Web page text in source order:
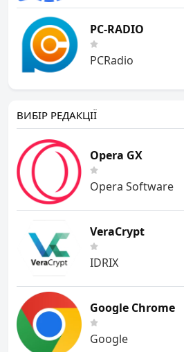
PC-RADIO
PCRadio
ВИБІР РЕДАКЦІЇ
Opera GX
Opera Software
VeraCrypt
IDRIX
Google Chrome
Google